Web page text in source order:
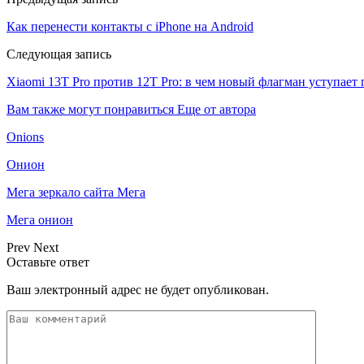
Как перенести контакты с iPhone на Android
Следующая запись
Xiaomi 13T Pro против 12T Pro: в чем новый флагман уступает
Вам также могут понравиться Еще от автора
Onions
Онион
Мега зеркало сайта Мега
Мега онион
Prev Next
Оставьте ответ
Ваш электронный адрес не будет опубликован.